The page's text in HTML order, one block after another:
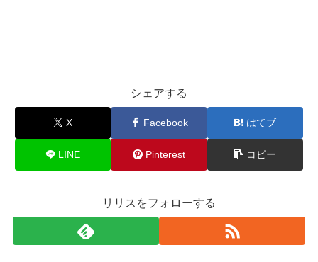
シェアする
X Facebook はてブ
LINE Pinterest コピー
リリスをフォローする